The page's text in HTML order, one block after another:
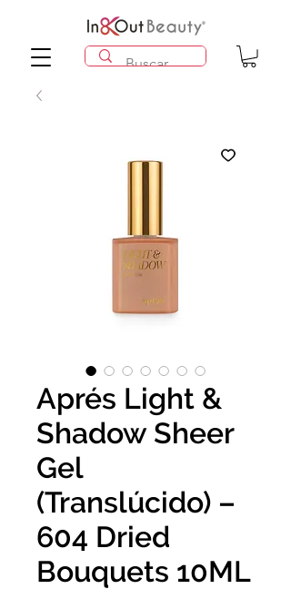
Aprés Light &
Shadow Sheer
Gel
(Translúcido) –
604 Dried
Bouquets 10ML